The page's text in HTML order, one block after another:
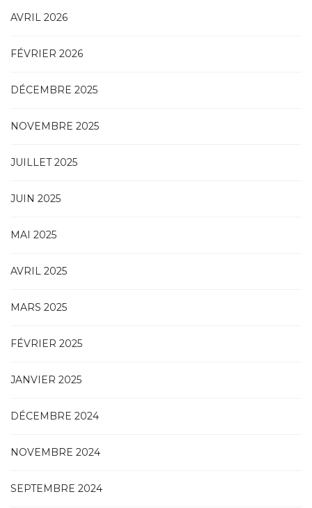
AVRIL 2026
FÉVRIER 2026
DÉCEMBRE 2025
NOVEMBRE 2025
JUILLET 2025
JUIN 2025
MAI 2025
AVRIL 2025
MARS 2025
FÉVRIER 2025
JANVIER 2025
DÉCEMBRE 2024
NOVEMBRE 2024
SEPTEMBRE 2024